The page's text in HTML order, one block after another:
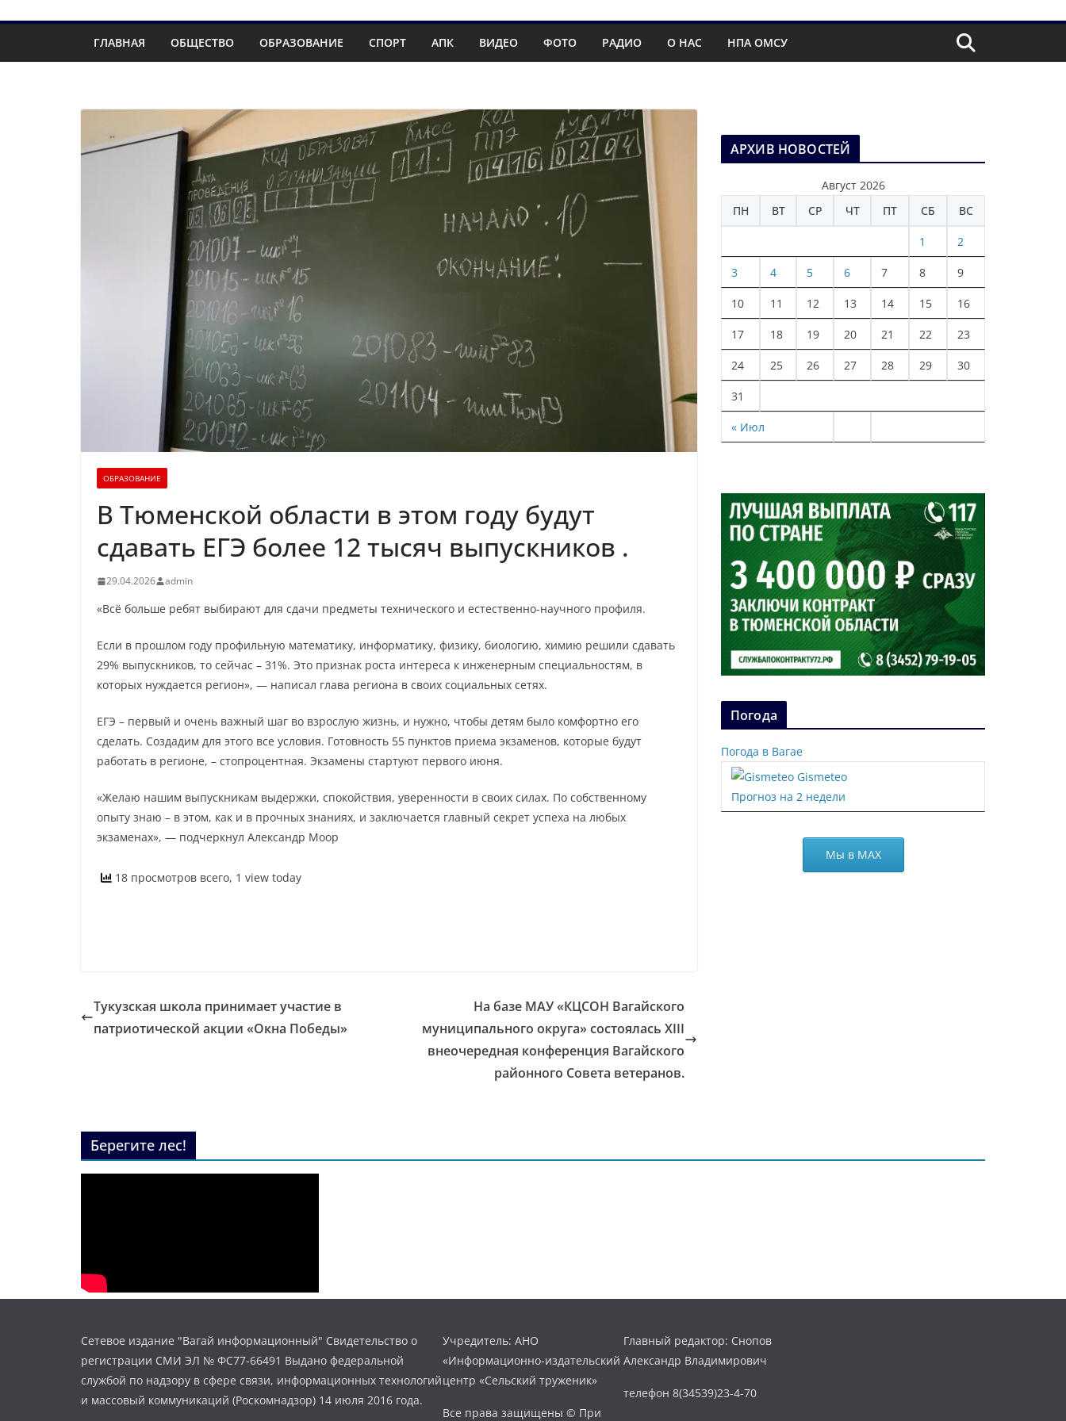
ГЛАВНАЯ ОБЩЕСТВО ОБРАЗОВАНИЕ СПОРТ АПК ВИДЕО ФОТО РАДИО О НАС НПА ОМСУ
ОБРАЗОВАНИЕ
В Тюменской области в этом году будут
сдавать ЕГЭ более 12 тысяч выпускников .
29.04.2026 admin
«Всё больше ребят выбирают для сдачи предметы технического и естественно-научного профиля.
Если в прошлом году профильную математику, информатику, физику, биологию, химию решили сдавать
29% выпускников, то сейчас – 31%. Это признак роста интереса к инженерным специальностям, в
которых нуждается регион», — написал глава региона в своих социальных сетях.
ЕГЭ – первый и очень важный шаг во взрослую жизнь, и нужно, чтобы детям было комфортно его
сделать. Создадим для этого все условия. Готовность 55 пунктов приема экзаменов, которые будут
работать в регионе, – стопроцентная. Экзамены стартуют первого июня.
«Желаю нашим выпускникам выдержки, спокойствия, уверенности в своих силах. По собственному
опыту знаю – в этом, как и в прочных знаниях, и заключается главный секрет успеха на любых
экзаменах», — подчеркнул Александр Моор
18 просмотров всего, 1 view today
Тукузская школа принимает участие в
патриотической акции «Окна Победы»
На базе МАУ «КЦСОН Вагайского
муниципального округа» состоялась XIII
внеочередная конференция Вагайского
районного Совета ветеранов.
АРХИВ НОВОСТЕЙ
Август 2026
ПН
ВТ СР ЧТ ПТ СБ ВС
« Июл
1 2
3 4 5 6 7 8 9
10 11 12 13 14 15 16
17 18 19 20 21 22 23
24 25 26 27 28 29 30
31
Погода
Погода в Вагае
Gismeteo
Прогноз на 2 недели
Мы в МАХ
Берегите лес!
Сетевое издание "Вагай информационный" Свидетельство о
регистрации СМИ ЭЛ № ФС77-66491 Выдано федеральной
службой по надзору в сфере связи, информационных технологий
и массовый коммуникаций (Роскомнадзор) 14 июля 2016 года.
Учредитель: АНО
«Информационно-издательский
центр «Сельский труженик»
Все права защищены © При
Главный редактор: Снопов
Александр Владимирович
телефон 8(34539)23-4-70